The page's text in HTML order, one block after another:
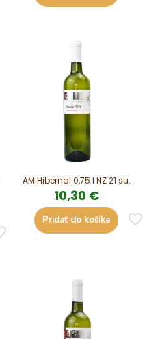
AM Hibernal 0,75 l NZ 21 su.
10,30 €
Pridať do košíka